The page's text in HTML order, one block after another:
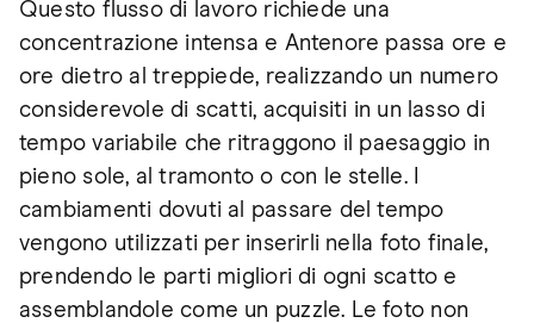
Questo flusso di lavoro richiede una
concentrazione intensa e Antenore passa ore e
ore dietro al treppiede, realizzando un numero
considerevole di scatti, acquisiti in un lasso di
tempo variabile che ritraggono il paesaggio in
pieno sole, al tramonto o con le stelle. I
cambiamenti dovuti al passare del tempo
vengono utilizzati per inserirli nella foto finale,
prendendo le parti migliori di ogni scatto e
assemblandole come un puzzle. Le foto non